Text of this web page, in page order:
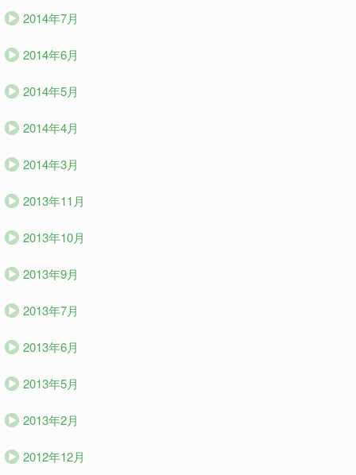
2014年7月
2014年6月
2014年5月
2014年4月
2014年3月
2013年11月
2013年10月
2013年9月
2013年7月
2013年6月
2013年5月
2013年2月
2012年12月